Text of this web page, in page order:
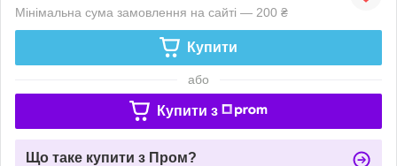
Мінімальна сума замовлення на сайті — 200 ₴
Купити
або
Купити з
Що таке купити з Пром?